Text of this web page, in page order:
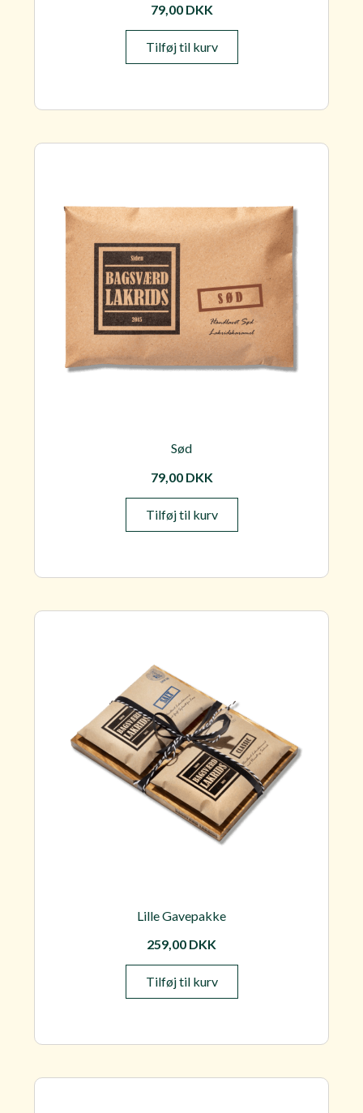
79,00 DKK
Tilføj til kurv
Sød
79,00 DKK
Tilføj til kurv
Lille Gavepakke
259,00 DKK
Tilføj til kurv